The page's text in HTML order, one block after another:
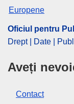
pdfa2a
Oficiul pentru
Drept | Date |
Aveți
Contact